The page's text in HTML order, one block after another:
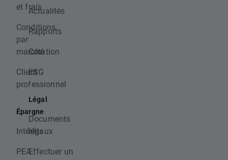
et frais
Conditions
par
marché
Client
professionnel
Épargne
Intérêts
PEA
Actualités
Rapports
Cotation
ESG
Légal
Documents
légaux
Effectuer un